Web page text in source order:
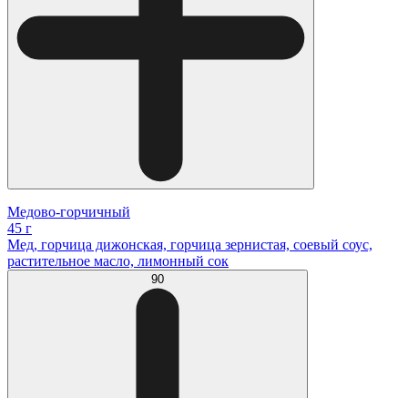
Медово-горчичный
45 г
Мед, горчица дижонская, горчица зернистая, соевый соус,
растительное масло, лимонный сок
90